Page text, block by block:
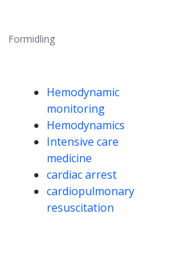
Formidling
Kompetanseord
Hemodynamic
monitoring
Hemodynamics
Intensive care
medicine
cardiac arrest
cardiopulmonary
resuscitation